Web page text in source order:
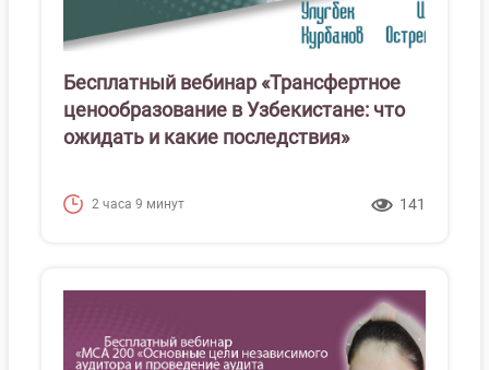
Бесплатный вебинар «Трансфертное
ценообразование в Узбекистане: что
ожидать и какие последствия»
2 часа 9 минут 141